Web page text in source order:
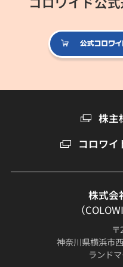
株主
コロワイ
株式会
（
神奈川県横浜市
ランド